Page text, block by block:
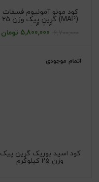
کود مونو آمونیوم فسفات
(MAP) گرین پیک وزن 25
کیلوگرم
5,800,000 تومان
اتمام موجودی
کود اسید بوریک گرین پیک
وزن 25 کیلوگرم